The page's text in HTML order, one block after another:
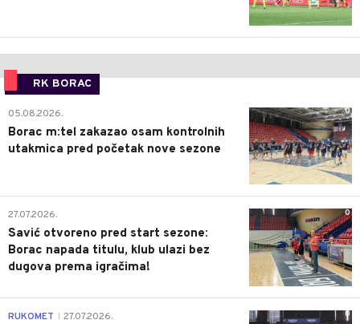
RK BORAC
0
05.08.2026.
Borac m:tel zakazao osam kontrolnih
utakmica pred početak nove sezone
0
27.07.2026.
Savić otvoreno pred start sezone:
Borac napada titulu, klub ulazi bez
dugova prema igračima!
0
RUKOMET 27.07.2026.